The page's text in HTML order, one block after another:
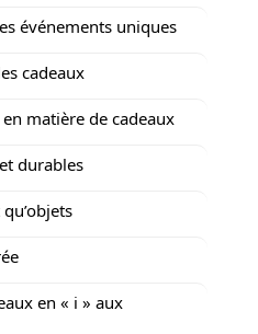
événements uniques
cadeaux
matière de cadeaux
durables
en « i » aux